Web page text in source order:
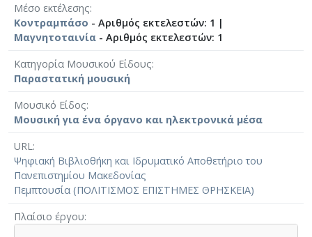
Μέσο εκτέλεσης
Κοντραμπάσο - Αριθμός εκτελεστών: 1 |
Μαγνητοταινία - Αριθμός εκτελεστών: 1
Κατηγορία Μουσικού Είδους
Παραστατική μουσική
Μουσικό Είδος
Μουσική για ένα όργανο και ηλεκτρονικά μέσα
URL
Ψηφιακή Βιβλιοθήκη και Ιδρυματικό Αποθετήριο του
Πανεπιστημίου Μακεδονίας
Πεμπτουσία (ΠΟΛΙΤΙΣΜΟΣ ΕΠΙΣΤΗΜΕΣ ΘΡΗΣΚΕΙΑ)
Πλαίσιο έργου